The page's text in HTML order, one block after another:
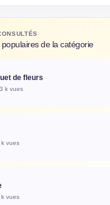
de la catégorie
de fleurs
k vues
vues
vues